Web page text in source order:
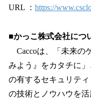
URL ： https://
■かっこ株式会社につ
Caccoは、「未来の
みよう』をカタチに
の有するセキュリテ
の技術とノウハウを